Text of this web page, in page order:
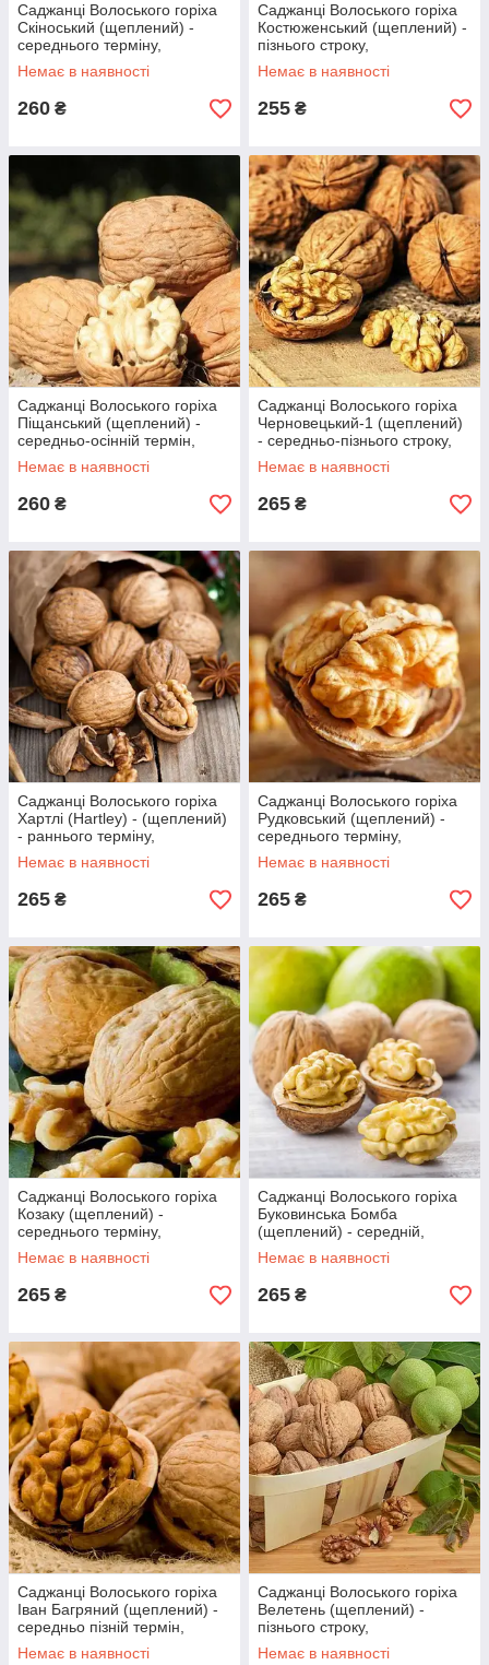
Саджанці Волоського горіха
Скіноський (щеплений) -
середнього терміну,
великоплідний, зимостійкий
Немає в наявності
260 ₴
Саджанці Волоського горіха
Костюженський (щеплений) -
пізнього строку,
великоплідний, зимостійкий
Немає в наявності
255 ₴
Саджанці Волоського горіха
Піщанський (щеплений) -
середньо-осінній термін,
тонкокорий, великоплідний
Немає в наявності
260 ₴
Саджанці Волоського горіха
Черновецький-1 (щеплений)
- середньо-пізнього строку,
скороплідний
Немає в наявності
265 ₴
Саджанці Волоського горіха
Хартлі (Hartley) - (щеплений)
- раннього терміну,
великоплідний, тонкокорий
Немає в наявності
265 ₴
Саджанці Волоського горіха
Рудковський (щеплений) -
середнього терміну,
урожайний, морозостійкий
Немає в наявності
265 ₴
Саджанці Волоського горіха
Козаку (щеплений) -
середнього терміну,
великоплідний, промисловий
Немає в наявності
265 ₴
Саджанці Волоського горіха
Буковинська Бомба
(щеплений) - середній,
великоплідний, промисловий
Немає в наявності
265 ₴
Саджанці Волоського горіха
Іван Багряний (щеплений) -
середньо пізній термін,
низькорослий, згрупований
Немає в наявності
Саджанці Волоського горіха
Велетень (щеплений) -
пізнього строку,
великоплідний, промисловий
Немає в наявності